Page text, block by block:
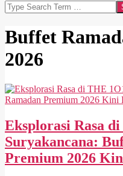
Search
Buffet
2026
Eksplorasi Rasa
Suryakancana:
Premium 2026